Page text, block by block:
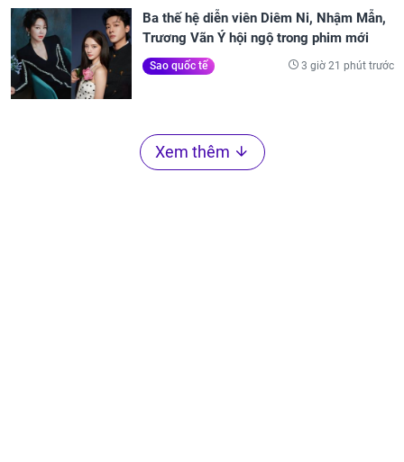
Ba thế hệ diễn viên Diêm Ni, Nhậm Mẫn,
Trương Vãn Ý hội ngộ trong phim mới
Sao quốc tế 3 giờ 21 phút trước
Xem thêm